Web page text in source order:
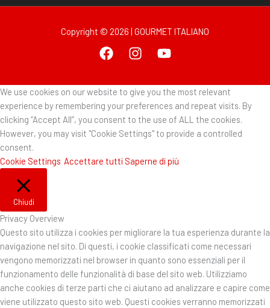
Copyright © 2026 | GOURMET ITALIANO
We use cookies on our website to give you the most relevant
experience by remembering your preferences and repeat visits. By
clicking “Accept All”, you consent to the use of ALL the cookies.
However, you may visit "Cookie Settings" to provide a controlled
consent.
Cookie Settings Accettare tutti Saperne di più
Chiudi
Privacy Overview
Questo sito utilizza i cookies per migliorare la tua esperienza durante la
navigazione nel sito. Di questi, i cookie classificati come necessari
vengono memorizzati nel browser in quanto sono essenziali per il
funzionamento delle funzionalità di base del sito web. Utilizziamo
anche cookies di terze parti che ci aiutano ad analizzare e capire come
viene utilizzato questo sito web. Questi cookies verranno memorizzati